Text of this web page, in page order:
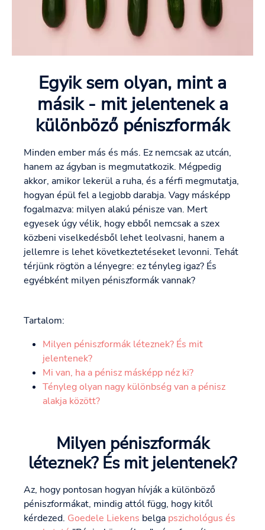
Egyik sem olyan, mint a
másik - mit jelentenek a
különböző péniszformák
Minden ember más és más. Ez nemcsak az utcán,
hanem az ágyban is megmutatkozik. Mégpedig
akkor, amikor lekerül a ruha, és a férfi megmutatja,
hogyan épül fel a legjobb darabja. Vagy másképp
fogalmazva: milyen alakú pénisze van. Mert
egyesek úgy vélik, hogy ebből nemcsak a szex
közbeni viselkedésből lehet leolvasni, hanem a
jellemre is lehet következtetéseket levonni. Tehát
térjünk rögtön a lényegre: ez tényleg igaz? És
egyébként milyen péniszformák vannak?
Tartalom:
Milyen péniszformák léteznek? És mit
jelentenek?
Mi van, ha a pénisz másképp néz ki?
Tényleg olyan nagy különbség van a pénisz
alakja között?
Milyen péniszformák
léteznek? És mit jelentenek?
Az, hogy pontosan hogyan hívják a különböző
péniszformákat, mindig attól függ, hogy kitől
kérdezed. Goedele Liekens belga pszichológus és